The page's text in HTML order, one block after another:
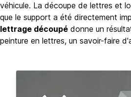
véhicule. La découpe de lettres et
que le support a été directement
lettrage découpé donne un
peinture en lettres, un savoir-faire